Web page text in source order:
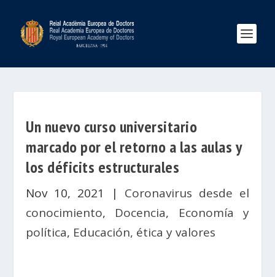
Un nuevo curso universitario
marcado por el retorno a las aulas y
los déficits estructurales
Nov 10, 2021 | Coronavirus desde el
conocimiento, Docencia, Economía y
política, Educación, ética y valores